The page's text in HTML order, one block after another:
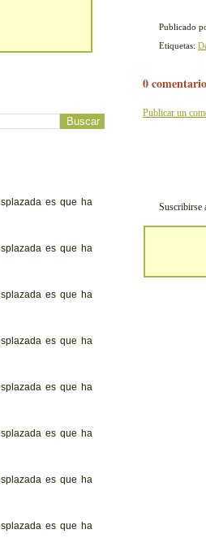
Publicado
Etiquetas:
0
Publicar un
Suscribirse